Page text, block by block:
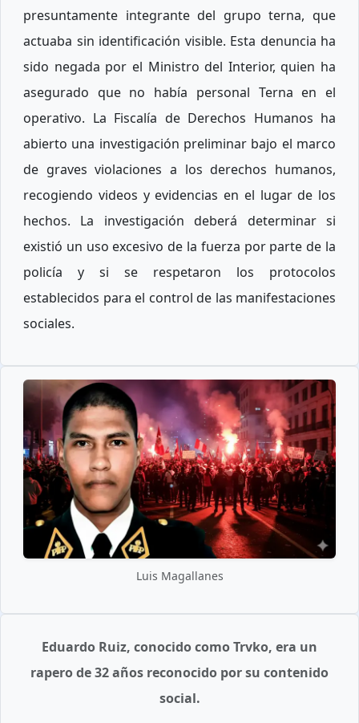
presuntamente integrante del grupo terna, que
actuaba sin identificación visible. Esta denuncia ha
sido negada por el Ministro del Interior, quien ha
asegurado que no había personal Terna en el
operativo. La Fiscalía de Derechos Humanos ha
abierto una investigación preliminar bajo el marco
de graves violaciones a los derechos humanos,
recogiendo videos y evidencias en el lugar de los
hechos. La investigación deberá determinar si
existió un uso excesivo de la fuerza por parte de la
policía y si se respetaron los protocolos
establecidos para el control de las manifestaciones
sociales.
Luis Magallanes
Eduardo Ruiz, conocido como Trvko, era un
rapero de 32 años reconocido por su contenido
social.